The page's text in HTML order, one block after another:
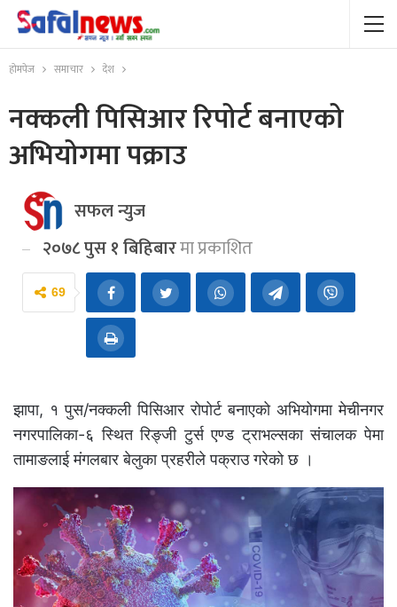
होमपेज समाचार देश
नक्कली पिसिआर रिपोर्ट बनाएको
अभियोगमा पक्राउ
सफल न्युज
२०७८ पुस १ बिहिबारमा प्रकाशित
69
झापा, १ पुस/नक्कली पिसिआर रोपोर्ट बनाएको अभियोगमा मेचीनगर
नगरपालिका-६ स्थित रिङ्जी टुर्स एण्ड ट्राभल्सका संचालक पेमा
तामाङलाई मंगलबार बेलुका प्रहरीले पक्राउ गरेको छ ।